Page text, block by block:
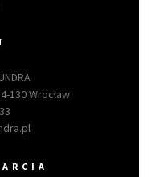
130 Wrocław